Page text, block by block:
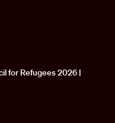
for Refugees 2026 |